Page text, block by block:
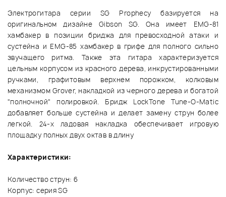
Электрогитара серии SG Prophecy базируется на
оригинальном дизайне Gibson SG. Она имеет EMG-81
хамбакер в позиции бриджа для превосходной атаки и
сустейна и EMG-85 хамбакер в грифе для полного сильно
звучащего ритма. Также эта гитара характеризуется
цельным корпусом из красного дерева, инкрустированными
ручками, графитовым верхнем порожком, колковым
механизмом Grover, накладкой из черного дерева и богатой
"полночной" полировкой. Бридж LockTone Tune-O-Matic
добавляет больше сустейна и делает замену струн более
легкой. 24-х ладовая накладка обеспечивает игровую
площадку полных двух октав в длину
Характеристики:
Количество струн: 6
Корпус: серия SG